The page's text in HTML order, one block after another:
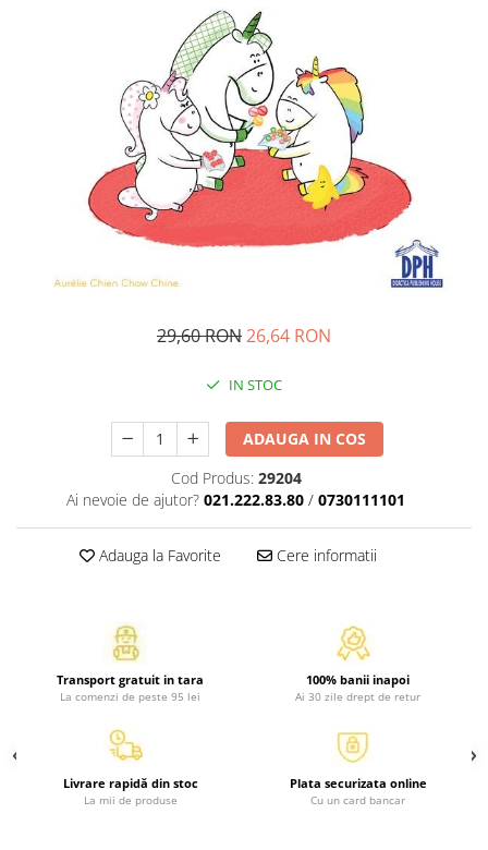
Atlase, dictionare si enciclopedii
Carte prescolara
Carte scolara
Dictionare de limba romana
Ghiduri de conversatie
Invatamant primar
Carti pentru copii
Activitati si jocuri pentru copii
Atlase, dictionare si enciclopedii
Benzi desenate
Carte prescolara
Literatura si fictiune
Povesti pentru copii
Povesti si povestiri
Dictionare si enciclopedii
29,60 RON26,64 RON
IN STOC
ADAUGA IN COS
Cod Produs: 29204
Ai nevoie de ajutor? 021.222.83.80 / 0730111101
Adauga la Favorite Cere informatii
Transport gratuit in tara
La comenzi de peste 95 lei
100% banii inapoi
Ai 30 zile drept de retur
Livrare rapidă din stoc
La mii de produse
Plata securizata online
Cu un card bancar